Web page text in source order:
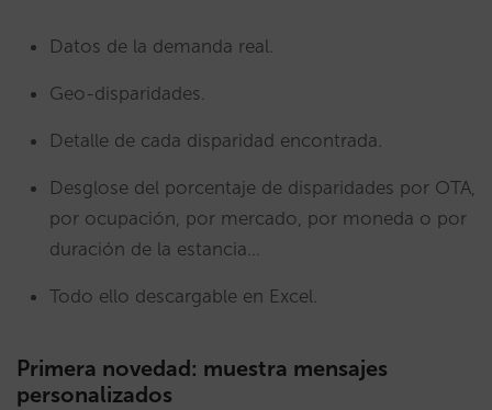
Datos de la demanda real.
Geo-disparidades.
Detalle de cada disparidad encontrada.
Desglose del porcentaje de disparidades por OTA,
por ocupación, por mercado, por moneda o por
duración de la estancia…
Todo ello descargable en Excel.
Primera novedad: muestra mensajes
personalizados